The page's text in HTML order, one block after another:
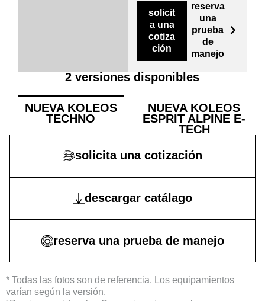
solicit
a una
cotiza
ción
reserva
una
prueba
de
manejo
2 versiones disponibles
NUEVA KOLEOS
TECHNO
NUEVA KOLEOS
ESPRIT ALPINE E-
TECH
solicita una cotización
descargar catálago
reserva una prueba de manejo
* Todas las fotos son de referencia. Los equipamientos
varían según la versión.